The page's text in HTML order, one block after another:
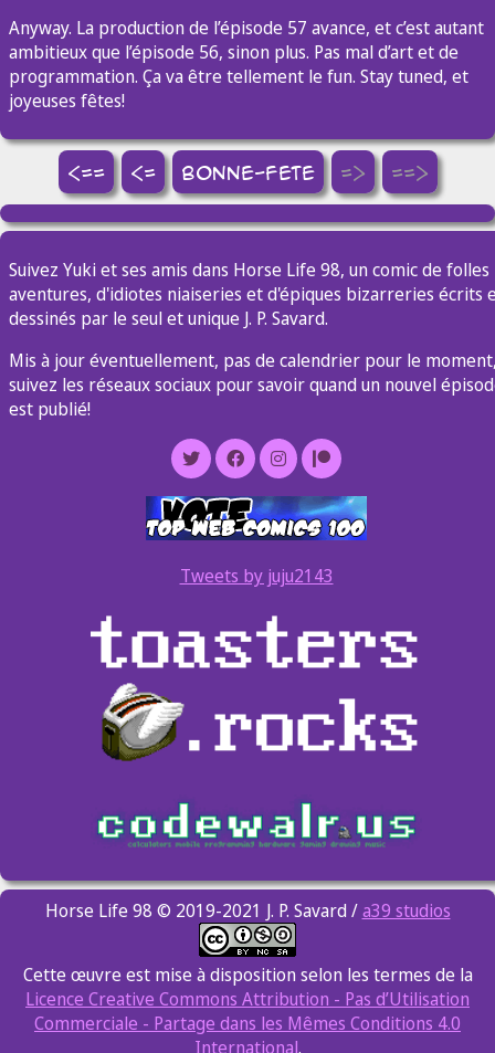
Anyway. La production de l’épisode 57 avance, et c’est autant
ambitieux que l’épisode 56, sinon plus. Pas mal d’art et de
programmation. Ça va être tellement le fun. Stay tuned, et
joyeuses fêtes!
<== <= bonne-fete => ==>
Suivez Yuki et ses amis dans Horse Life 98, un comic de folles
aventures, d'idiotes niaiseries et d'épiques bizarreries écrits
dessinés par le seul et unique J. P. Savard.
Mis à jour éventuellement, pas de calendrier pour le
suivez les réseaux sociaux pour savoir quand un nouvel
est publié!
Tweets by juju2143
Horse Life 98 © 2019-2021 J. P. Savard /a39 studios
Cette œuvre est mise à disposition selon les termes de la
Licence Creative Commons Attribution - Pas d’Utilisation
Commerciale - Partage dans les Mêmes Conditions 4.0
International.